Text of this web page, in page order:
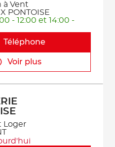
à Vent
PONTOISE
- 12:00 et 14:00 -
Téléphone
Voir plus
Loger